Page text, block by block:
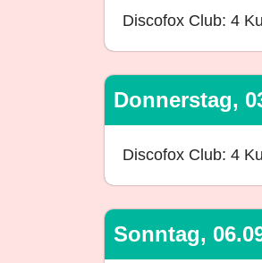
Discofox Club: 4
Donnerstag,
Discofox Club: 4
Sonntag,